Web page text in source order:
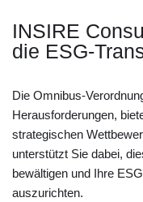
INSIRE
die ESG-
Die Omnibus-
Herausforderungen,
strategischen
unterstützt Sie dabei,
bewältigen und Ihre
auszurichten.